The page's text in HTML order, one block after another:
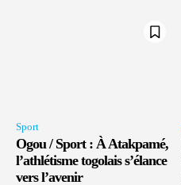
Sport
Ogou / Sport : À Atakpamé,
l’athlétisme togolais s’élance
vers l’avenir